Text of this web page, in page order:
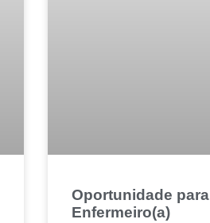
Oportunidade para
Enfermeiro(a)